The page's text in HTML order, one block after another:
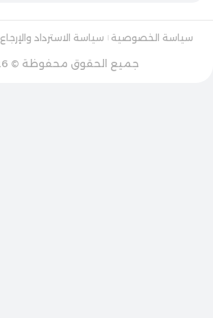
سياسة الخصوصية سياسة الاسترداد والإرجاع
جميع الحقوق محفوظة © 2026